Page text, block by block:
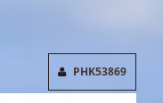
PHK53869